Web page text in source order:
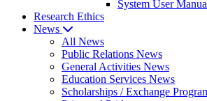
System User
Research Ethics
News
All News
Public Relations News
General Activities News
Education Services News
Scholarships / Exchange